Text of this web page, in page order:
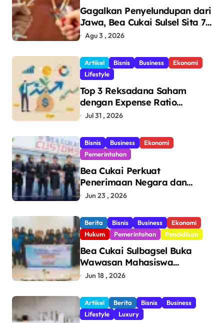
Gagalkan Penyelundupan dari
Jawa, Bea Cukai Sulsel Sita 7,8
Juta Batang Rokok Ilegal
Makassar
Agu 3 , 2026
Artikel Bisnis Business
Ekonomi
Lifestyle
Top 3 Reksadana Saham
dengan Expense Ratio
Terendah
Jul 31 , 2026
Bisnis Business
Ekonomi
Pemerintahan
Bea Cukai Perkuat
Penerimaan Negara dan
Pengawasan, Setor Rp123,8
Jun 23 , 2026
Berita Bisnis Business
Ekonomi
Hukum
Pemerintahan Pendidikan
Bea Cukai Sulbagsel Buka
Wawasan Mahasiswa
Politeknik Bosowa tentang
dan Pencegahan Barang
Ilegal
Jun 18 , 2026
Artikel Berita Bisnis
Business
Lifestyle
Luxury